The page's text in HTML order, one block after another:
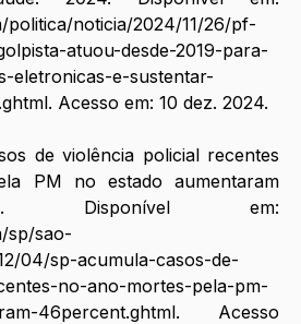
politica/noticia/2024/11/26/pf-
atuou-desde-2019-para-
eletronicas-e-sustentar-
. Acesso em: 10 dez. 2024.
de violência policial recentes
PM no estado aumentaram
sp/sao-
04/sp-acumula-casos-de-
no-ano-mortes-pela-pm-
46percent.ghtml. Acesso